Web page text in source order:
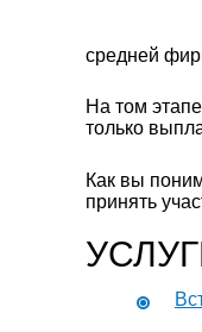
средней
На том
только
Как вы
принять